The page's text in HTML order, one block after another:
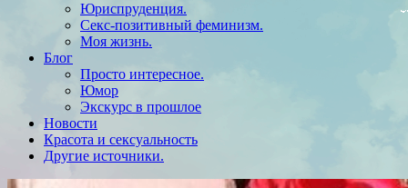
Юриспруденция.
Секс-позитивный феминизм.
Моя жизнь.
Блог
Просто интересное.
Юмор
Экскурс в прошлое
Новости
Красота и сексуальность
Другие источники.